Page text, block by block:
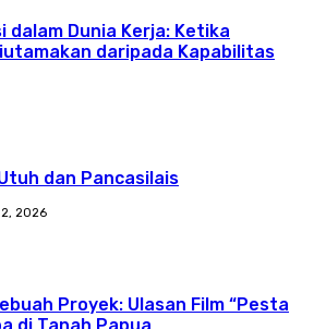
dalam Dunia Kerja: Ketika
daripada Kapabilitas
dan Pancasilais
2026
Proyek: Ulasan Film “Pesta